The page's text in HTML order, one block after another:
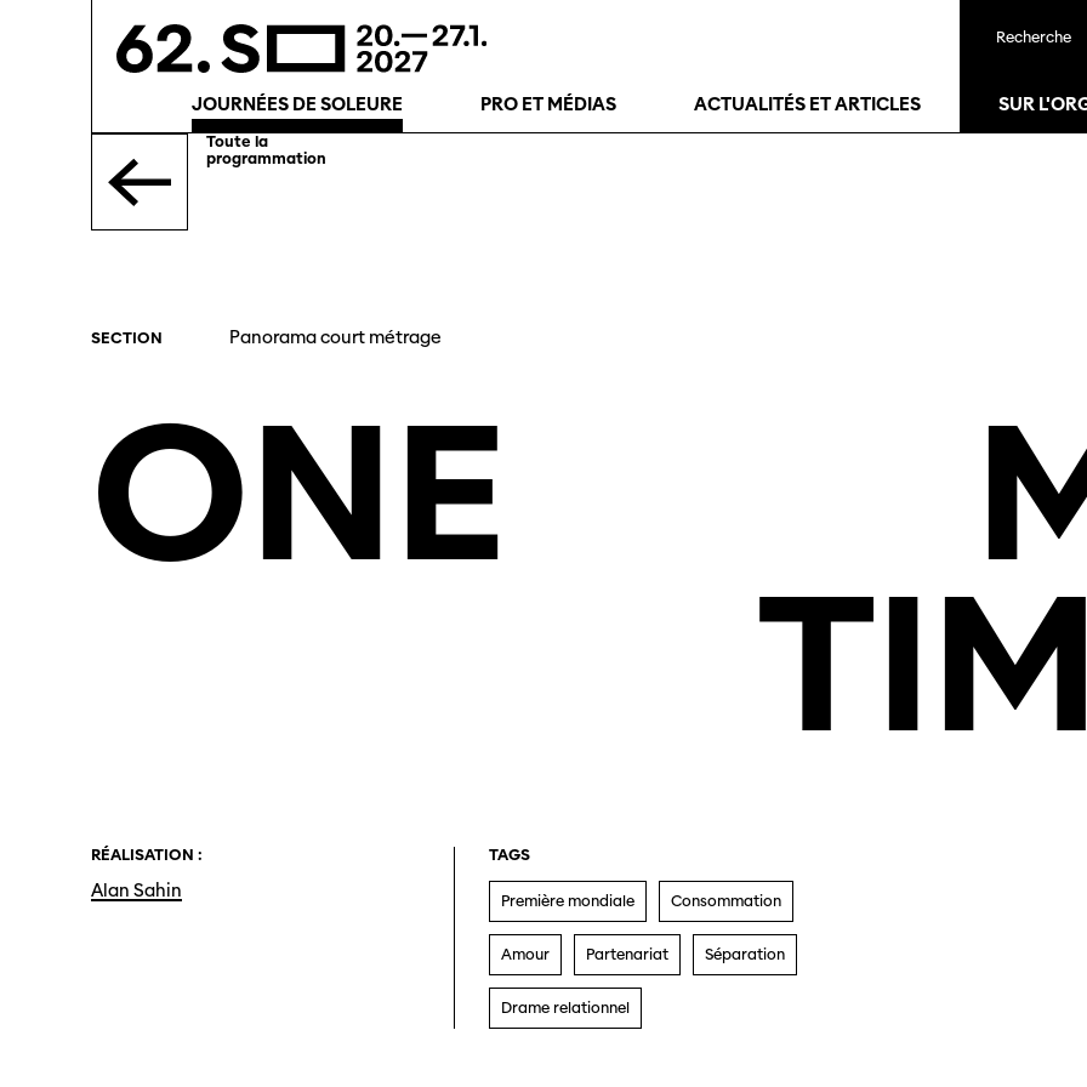
Recherche
JOURNÉES DE SOLEURE PRO ET MÉDIAS ACTUALITÉS ET ARTICLES SUR
Toute la
programmation
SECTION Panorama court métrage
ONE
RÉALISATION :
Alan Sahin
TAGS
Première mondiale Consommation
Amour Partenariat Séparation
Drame relationnel